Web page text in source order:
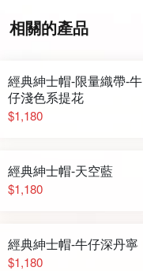
相關的產品
經典紳士帽-限量織帶-牛
仔淺色系提花
$1,180
經典紳士帽-天空藍
$1,180
經典紳士帽-牛仔深丹寧
$1,180